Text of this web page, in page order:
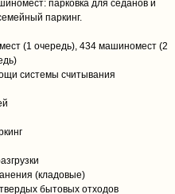
парковка для седанов и
паркинг.
(1 очередь), 434 машиномест (2
системы считывания
(кладовые)
бытовых отходов